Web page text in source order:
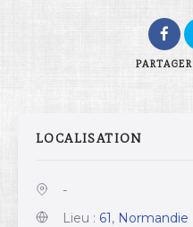
PARTAGER
LOCALISATION
-
Lieu : 61, Normandie